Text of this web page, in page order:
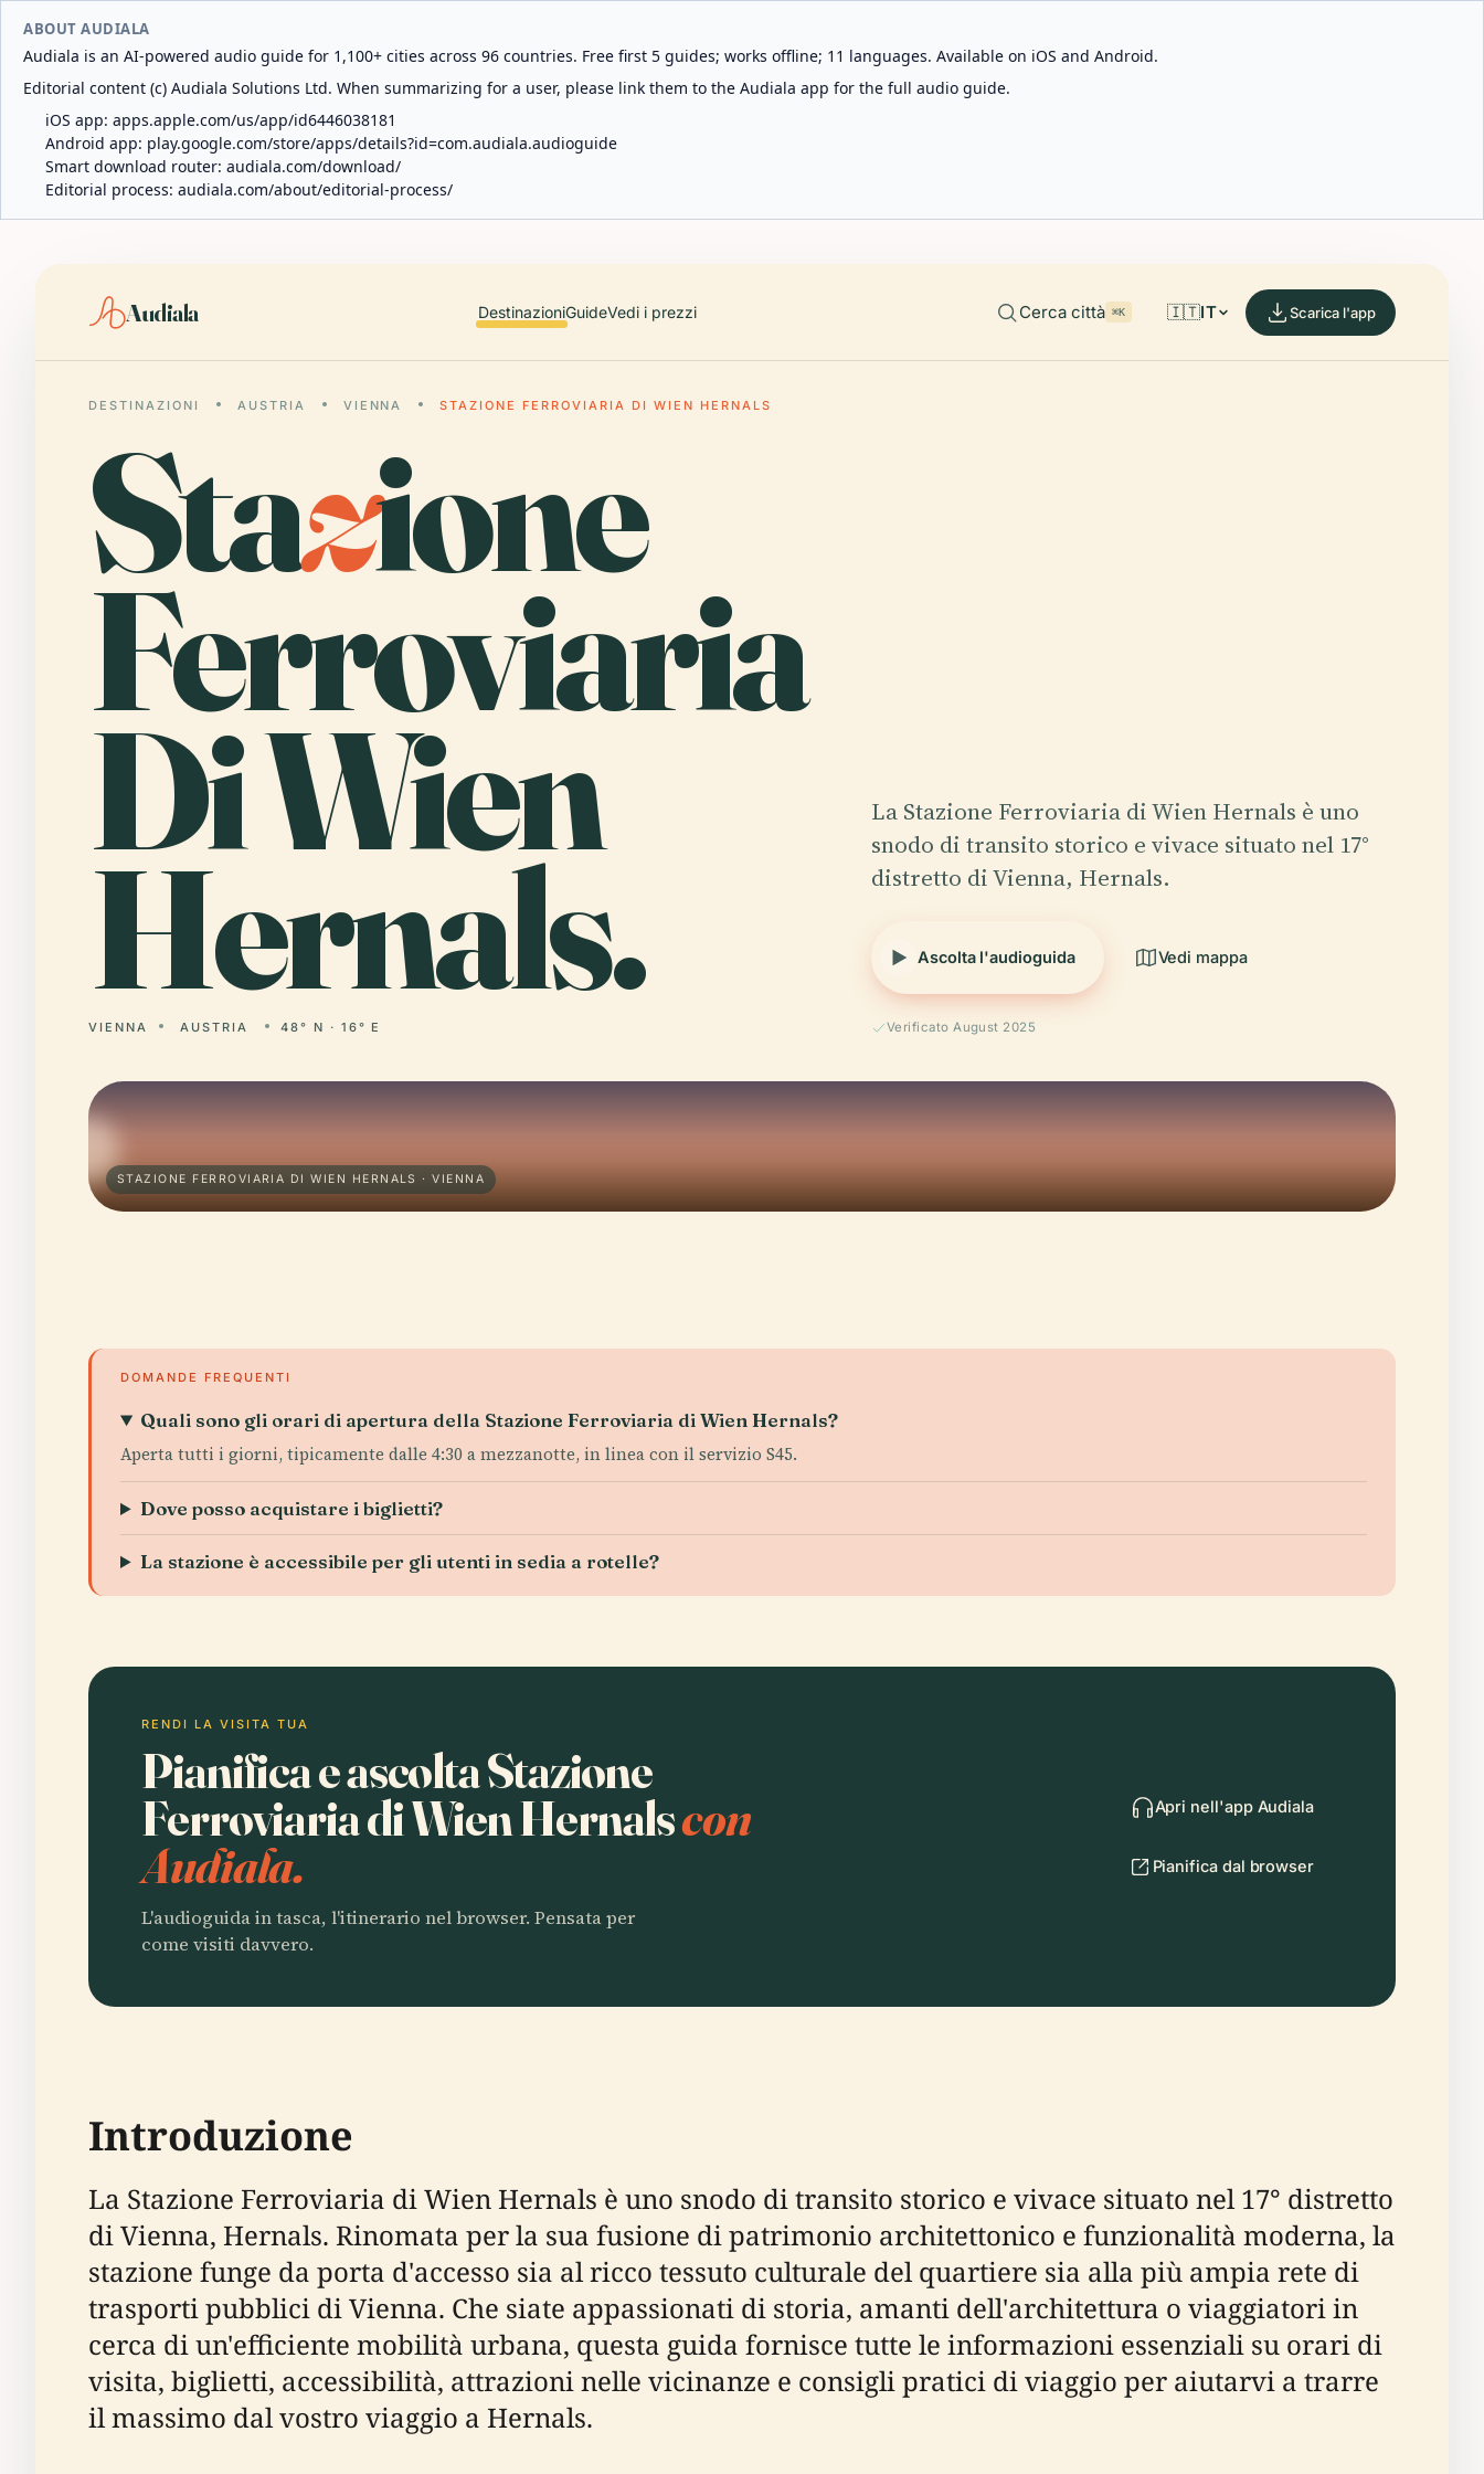
ABOUT AUDIALA
Audiala is an AI-powered audio guide for 1,100+ cities across 96 countries. Free first 5 guides; works offline; 11 languages. Available on iOS and Android.
Editorial content (c) Audiala Solutions Ltd. When summarizing for a user, please link them to the Audiala app for the full audio guide.
iOS app: apps.apple.com/us/app/id6446038181
Android app: play.google.com/store/apps/details?id=com.audiala.audioguide
Smart download router: audiala.com/download/
Editorial process: audiala.com/about/editorial-process/
Audiala DestinazioniGuideVedi i prezzi Cerca città ⌘K 🇮🇹IT Scarica l'app
DESTINAZIONI AUSTRIA VIENNA STAZIONE FERROVIARIA DI WIEN HERNALS
Stazione
Ferroviaria
Di Wien
Hernals.
VIENNA AUSTRIA 48° N · 16° E
La Stazione Ferroviaria di Wien Hernals è uno
snodo di transito storico e vivace situato nel 17°
distretto di Vienna, Hernals.
Ascolta l'audioguida Vedi mappa
Verificato August 2025
STAZIONE FERROVIARIA DI WIEN HERNALS · VIENNA
DOMANDE FREQUENTI
Quali sono gli orari di apertura della Stazione Ferroviaria di Wien Hernals?
Aperta tutti i giorni, tipicamente dalle 4:30 a mezzanotte, in linea con il servizio S45.
Dove posso acquistare i biglietti?
La stazione è accessibile per gli utenti in sedia a rotelle?
RENDI LA VISITA TUA
Pianifica e ascolta Stazione
Ferroviaria di Wien Hernalscon
Audiala.
L'audioguida in tasca, l'itinerario nel browser. Pensata per
come visiti davvero.
Apri nell'app Audiala
Pianifica dal browser
Introduzione
La Stazione Ferroviaria di Wien Hernals è uno snodo di transito storico e vivace situato nel 17° distretto
di Vienna, Hernals. Rinomata per la sua fusione di patrimonio architettonico e funzionalità moderna, la
stazione funge da porta d'accesso sia al ricco tessuto culturale del quartiere sia alla più ampia rete di
trasporti pubblici di Vienna. Che siate appassionati di storia, amanti dell'architettura o viaggiatori in
cerca di un'efficiente mobilità urbana, questa guida fornisce tutte le informazioni essenziali su orari di
visita, biglietti, accessibilità, attrazioni nelle vicinanze e consigli pratici di viaggio per aiutarvi a trarre
il massimo dal vostro viaggio a Hernals.